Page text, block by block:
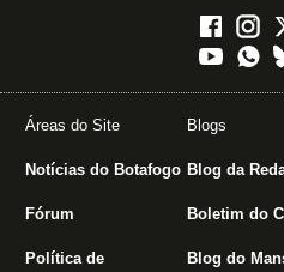
Áreas do Site
Notícias do Botafogo
Fórum
Política de
Blogs
Blog da
Boletim do
Blog do